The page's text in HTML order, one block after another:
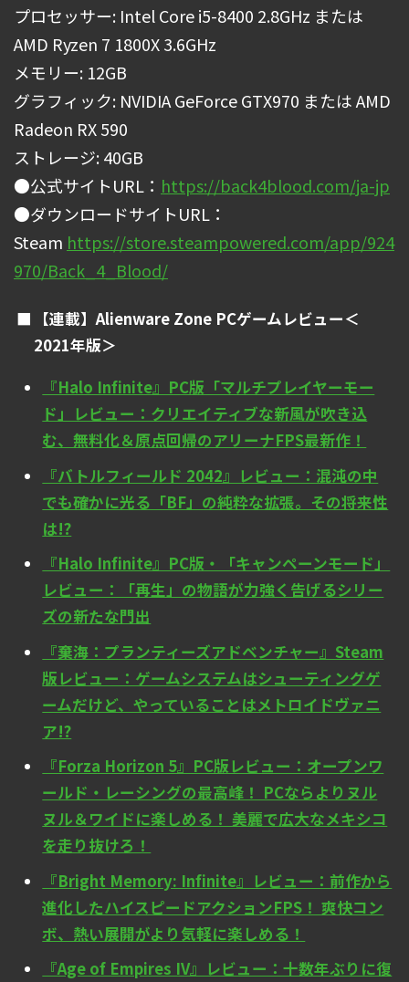
プロセッサー: Intel Core i5-8400 2.8GHz または
AMD Ryzen 7 1800X 3.6GHz
メモリー: 12GB
グラフィック: NVIDIA GeForce GTX970 または AMD
Radeon RX 590
ストレージ: 40GB
●公式サイトURL： https://back4blood.com/ja-jp
●ダウンロードサイトURL：
Steam https://store.steampowered.com/app/924
970/Back_4_Blood/
【連載】Alienware Zone PCゲームレビュー＜
2021年版＞
『Halo Infinite』PC版「マルチプレイヤーモー
ド」レビュー：クリエイティブな新風が吹き込
む、無料化＆原点回帰のアリーナFPS最新作！
『バトルフィールド 2042』レビュー：混沌の中
でも確かに光る「BF」の純粋な拡張。その将来性
は!?
『Halo Infinite』PC版・「キャンペーンモード」
レビュー：「再生」の物語が力強く告げるシリー
ズの新たな門出
『棄海：プランティーズアドベンチャー』Steam
版レビュー：ゲームシステムはシューティングゲ
ームだけど、やっていることはメトロイドヴァニ
ア!?
『Forza Horizon 5』PC版レビュー：オープンワ
ールド・レーシングの最高峰！ PCならよりヌル
ヌル＆ワイドに楽しめる！ 美麗で広大なメキシコ
を走り抜けろ！
『Bright Memory: Infinite』レビュー：前作から
進化したハイスピードアクションFPS！ 爽快コン
ボ、熱い展開がより気軽に楽しめる！
『Age of Empires IV』レビュー：十数年ぶりに復